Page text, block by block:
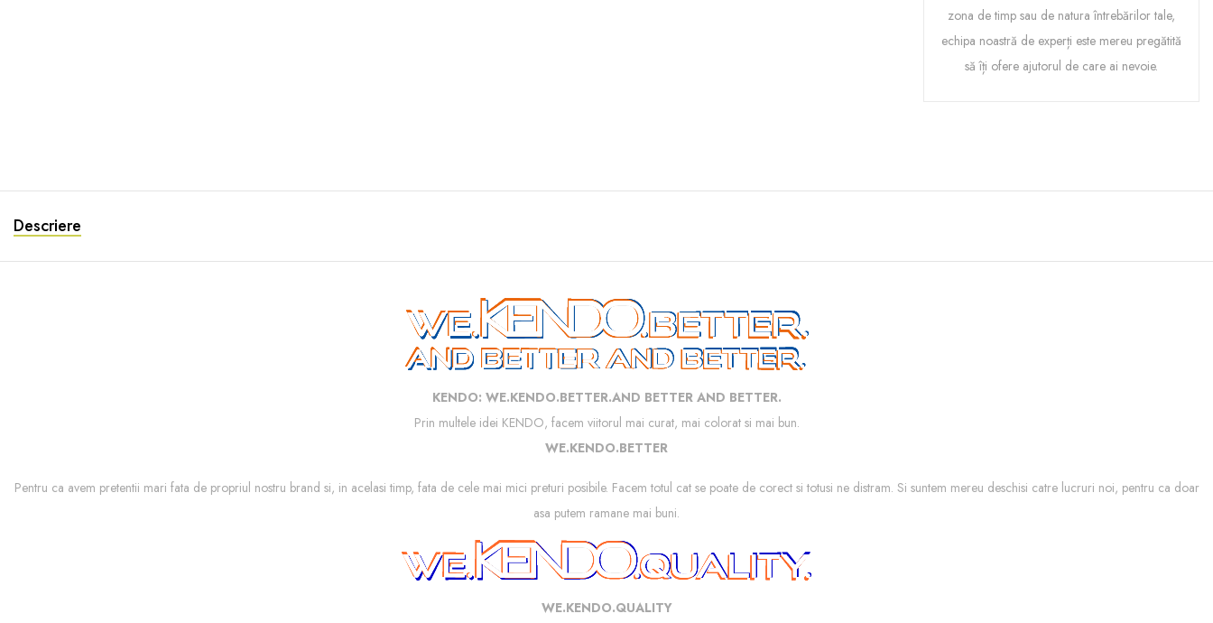
zona de timp sau de natura întrebărilor tale,
echipa noastră de experți este mereu pregătită
să îți ofere ajutorul de care ai nevoie.
Descriere
KENDO: WE.KENDO.BETTER.AND BETTER AND BETTER.
Prin multele idei KENDO, facem viitorul mai curat, mai colorat si mai bun.
WE.KENDO.BETTER
Pentru ca avem pretentii mari fata de propriul nostru brand si, in acelasi timp, fata de cele mai mici preturi posibile. Facem totul cat se poate de corect si totusi ne distram. Si suntem mereu deschisi catre lucruri noi, pentru ca doar
asa putem ramane mai buni.
WE.KENDO.QUALITY